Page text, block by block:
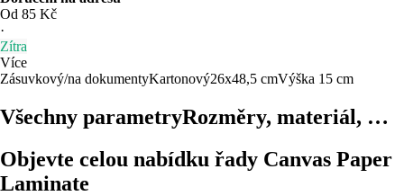
Od 85 Kč
·
Zítra
Více
Zásuvkový/na dokumentyKartonový26x48,5 cmVýška 15 cm
Všechny parametryRozměry, materiál, …
Objevte celou nabídku řady Canvas Paper
Laminate